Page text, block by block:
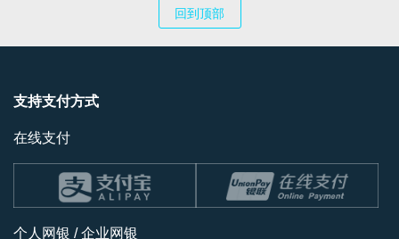
回到顶部
支持支付方式
在线支付
个人网银 / 企业网银